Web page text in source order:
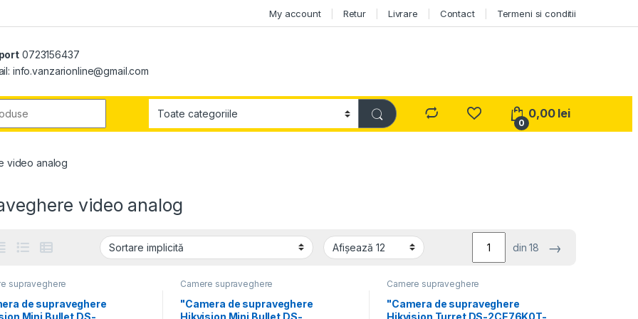
My account Retur Livrare Contact Termeni si conditii
0723156437
info.vanzarionline@gmail.com
0
0,00 lei
video analog
video analog
din 18 →
supraveghere
de supraveghere
Mini Bullet DS-
Camere supraveghere
"Camera de supraveghere
Hikvision Mini Bullet DS-
Camere supraveghere
"Camera de supraveghere
Hikvision Turret DS-2CE76K0T-